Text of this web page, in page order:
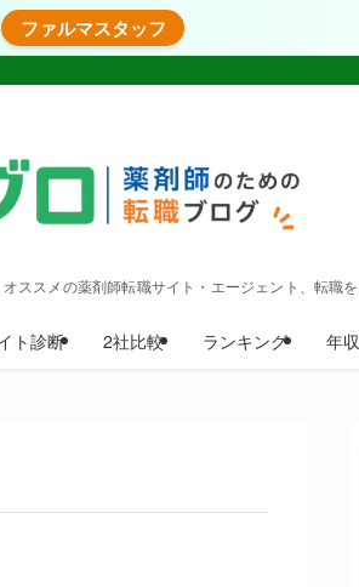
ファルマスタッフ
スメの薬剤師転職サイト・エージェント、転職
ト診断 2社比較 ランキング 年